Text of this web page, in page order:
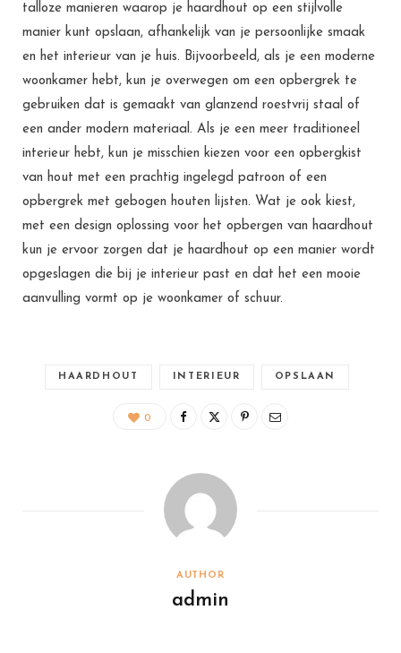
talloze manieren waarop je haardhout op een stijlvolle
manier kunt opslaan, afhankelijk van je persoonlijke smaak
en het interieur van je huis. Bijvoorbeeld, als je een moderne
woonkamer hebt, kun je overwegen om een opbergrek te
gebruiken dat is gemaakt van glanzend roestvrij staal of
een ander modern materiaal. Als je een meer traditioneel
interieur hebt, kun je misschien kiezen voor een opbergkist
van hout met een prachtig ingelegd patroon of een
opbergrek met gebogen houten lijsten. Wat je ook kiest,
met een design oplossing voor het opbergen van haardhout
kun je ervoor zorgen dat je haardhout op een manier wordt
opgeslagen die bij je interieur past en dat het een mooie
aanvulling vormt op je woonkamer of schuur.
HAARDHOUT INTERIEUR OPSLAAN
0
AUTHOR
admin